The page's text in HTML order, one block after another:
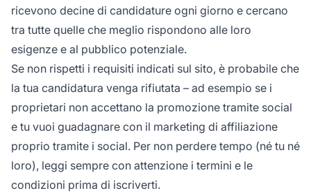
ricevono decine di candidature ogni giorno e cercano
tra tutte quelle che meglio rispondono alle loro
esigenze e al pubblico potenziale.
Se non rispetti i requisiti indicati sul sito, è probabile che
la tua candidatura venga rifiutata – ad esempio se i
proprietari non accettano la promozione tramite social
e tu vuoi guadagnare con il marketing di affiliazione
proprio tramite i social. Per non perdere tempo (né tu né
loro), leggi sempre con attenzione i termini e le
condizioni prima di iscriverti.